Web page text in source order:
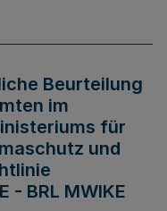
Beurteilung
im
für
und
- BRL MWIKE